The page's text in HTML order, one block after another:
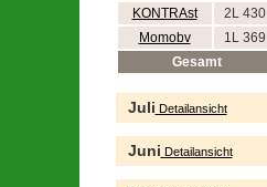
KONTRAst
2L 430
Momobv
1L 369
Gesamt
Juli Detailansicht
Juni Detailansicht